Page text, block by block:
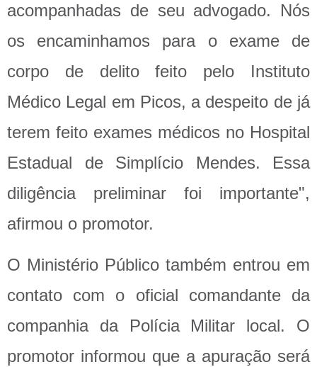
acompanhadas de seu advogado. Nós
os encaminhamos para o exame de
corpo de delito feito pelo Instituto
Médico Legal em Picos, a despeito de já
terem feito exames médicos no Hospital
Estadual de Simplício Mendes. Essa
diligência preliminar foi importante",
afirmou o promotor.
O Ministério Público também entrou em
contato com o oficial comandante da
companhia da Polícia Militar local. O
promotor informou que a apuração será